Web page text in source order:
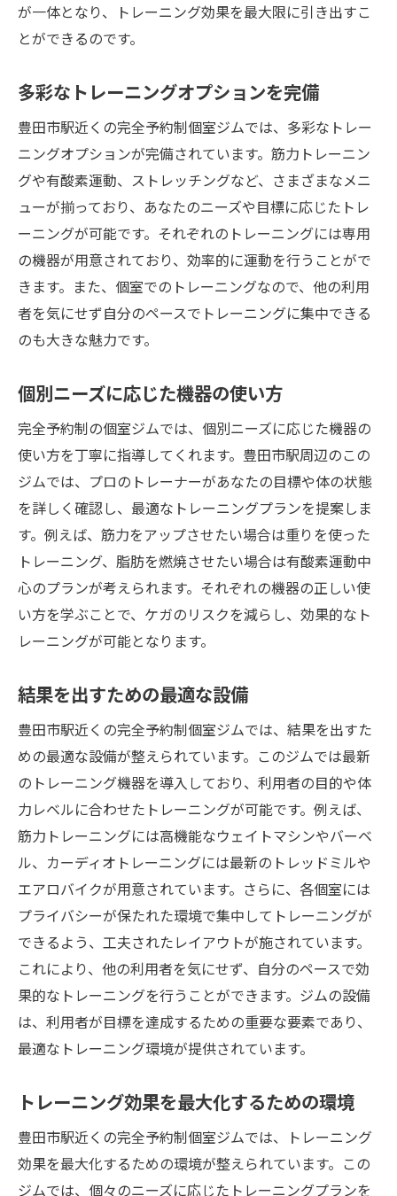
が一体となり、トレーニング効果を最大限に引き出すこ
とができるのです。
多彩なトレーニングオプションを完備
豊田市駅近くの完全予約制個室ジムでは、多彩なトレー
ニングオプションが完備されています。筋力トレーニン
グや有酸素運動、ストレッチングなど、さまざまなメニ
ューが揃っており、あなたのニーズや目標に応じたトレ
ーニングが可能です。それぞれのトレーニングには専用
の機器が用意されており、効率的に運動を行うことがで
きます。また、個室でのトレーニングなので、他の利用
者を気にせず自分のペースでトレーニングに集中できる
のも大きな魅力です。
個別ニーズに応じた機器の使い方
完全予約制の個室ジムでは、個別ニーズに応じた機器の
使い方を丁寧に指導してくれます。豊田市駅周辺のこの
ジムでは、プロのトレーナーがあなたの目標や体の状態
を詳しく確認し、最適なトレーニングプランを提案しま
す。例えば、筋力をアップさせたい場合は重りを使った
トレーニング、脂肪を燃焼させたい場合は有酸素運動中
心のプランが考えられます。それぞれの機器の正しい使
い方を学ぶことで、ケガのリスクを減らし、効果的なト
レーニングが可能となります。
結果を出すための最適な設備
豊田市駅近くの完全予約制個室ジムでは、結果を出すた
めの最適な設備が整えられています。このジムでは最新
のトレーニング機器を導入しており、利用者の目的や体
力レベルに合わせたトレーニングが可能です。例えば、
筋力トレーニングには高機能なウェイトマシンやバーベ
ル、カーディオトレーニングには最新のトレッドミルや
エアロバイクが用意されています。さらに、各個室には
プライバシーが保たれた環境で集中してトレーニングが
できるよう、工夫されたレイアウトが施されています。
これにより、他の利用者を気にせず、自分のペースで効
果的なトレーニングを行うことができます。ジムの設備
は、利用者が目標を達成するための重要な要素であり、
最適なトレーニング環境が提供されています。
トレーニング効果を最大化するための環境
豊田市駅近くの完全予約制個室ジムでは、トレーニング
効果を最大化するための環境が整えられています。この
ジムでは、個々のニーズに応じたトレーニングプランを